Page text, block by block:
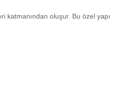
katmanından oluşur. Bu özel yapı